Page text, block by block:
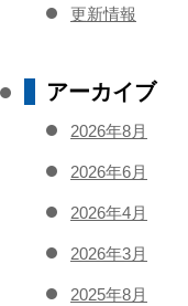
更新情報
アーカイブ
2026年8月
2026年6月
2026年4月
2026年3月
2025年8月